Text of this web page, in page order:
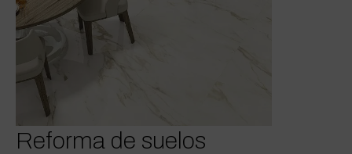
Reforma de suelos